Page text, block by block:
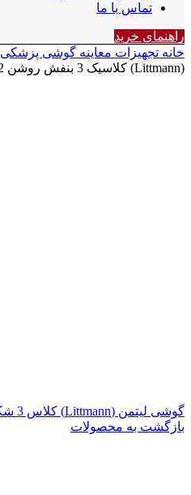
تماس با ما
راهنمای خرید
خانه تجهیزات معاینه گوشی پزشکی
(Littmann) کلاسیک 3 بنفش روشن 5832
گوشی لیتمن (Littmann) کلاس 3 شکلاتی مسی 5809
بازگشت به محصولات